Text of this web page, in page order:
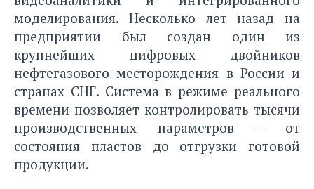
моделирования. Несколько лет назад на
предприятии был создан один из
крупнейших цифровых двойников
нефтегазового месторождения в России и
странах СНГ. Система в режиме реального
времени позволяет контролировать тысячи
производственных параметров — от
состояния пластов до отгрузки готовой
продукции.